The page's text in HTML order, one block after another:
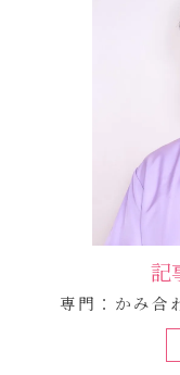
記
専門：かみ合